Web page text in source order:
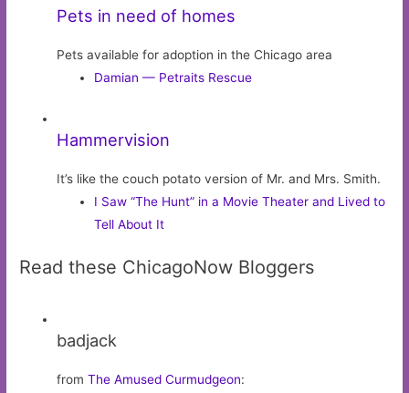
Pets in need of homes
Pets available for adoption in the Chicago area
Damian — Petraits Rescue
Hammervision
It’s like the couch potato version of Mr. and Mrs. Smith.
I Saw “The Hunt” in a Movie Theater and Lived to
Tell About It
Read these ChicagoNow Bloggers
badjack
fromThe Amused Curmudgeon: